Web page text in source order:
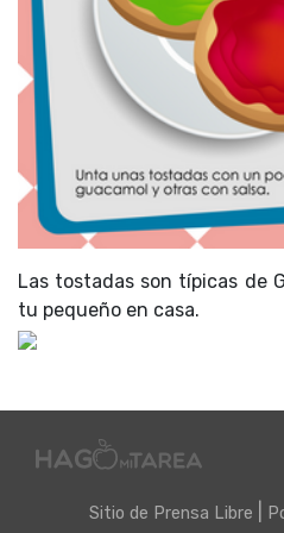
Las tostadas son típicas de
tu pequeño en casa.
Sitio de Prensa Libre